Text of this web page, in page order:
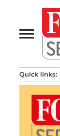
contenuto
Quick links: